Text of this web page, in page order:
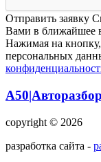
Отправить заявку
Вами в ближайшее
Нажимая на кнопку,
персональных
copyright © 2026
разработка сайта -